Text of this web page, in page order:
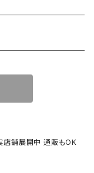
店舗展開中 通販もOK